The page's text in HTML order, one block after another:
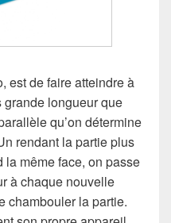
est de faire atteindre à
longueur que
qu’on détermine
rendant la partie plus
même face, on passe
à chaque nouvelle
chambouler la partie.